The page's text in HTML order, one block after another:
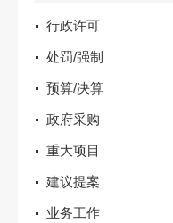
行政许可
处罚/强制
预算/决算
政府采购
重大项目
建议提案
业务工作